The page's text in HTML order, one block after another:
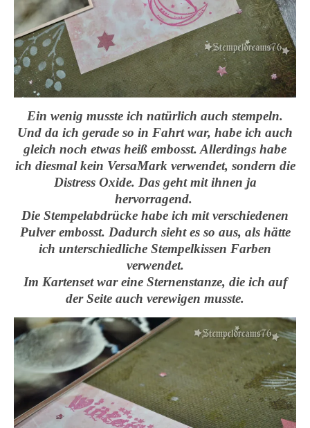
Ein wenig musste ich natürlich auch stempeln.
Und da ich gerade so in Fahrt war, habe ich auch
gleich noch etwas heiß embosst. Allerdings habe
ich diesmal kein VersaMark verwendet, sondern die
Distress Oxide. Das geht mit ihnen ja
hervorragend.
Die Stempelabdrücke habe ich mit verschiedenen
Pulver embosst. Dadurch sieht es so aus, als hätte
ich unterschiedliche Stempelkissen Farben
verwendet.
Im Kartenset war eine Sternenstanze, die ich auf
der Seite auch verewigen musste.